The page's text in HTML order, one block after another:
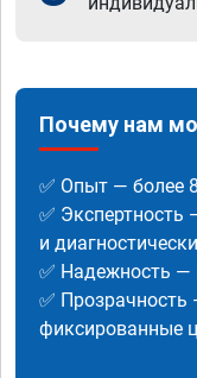
Почему нам
✅ Опыт — более
✅
и
✅ Надежность —
✅ Прозрачность
фиксированные